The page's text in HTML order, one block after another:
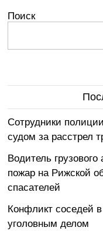
Поиск
Сотрудники
судом за расстрел
Водитель
пожар на Рижской
спасателей
Конфликт соседей
уголовным делом